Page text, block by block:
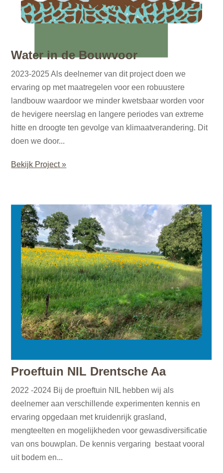
Water in de Bouwvoor
2023-2025 Als deelnemer van dit project doen we
ervaring op met maatregelen voor een robuustere
landbouw waardoor we minder kwetsbaar worden voor
de hevigere neerslag en langere periodes van extreme
hitte en droogte ten gevolge van klimaatverandering. Dit
doen we door...
Bekijk Project
Proeftuin NIL Drentsche Aa
2022 -2024 Bij de proeftuin NIL hebben wij als
deelnemer aan verschillende experimenten kennis en
ervaring opgedaan met kruidenrijk grasland,
mengteelten en mogelijkheden voor gewasdiversificatie
van ons bouwplan. De kennis vergaring bestaat vooral
uit bodem en...